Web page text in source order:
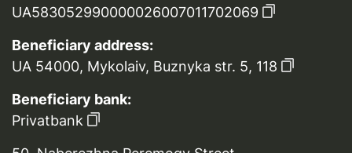
UA583052990000026007011702069
Beneficiary address:
UA 54000, Mykolaiv, Buznyka str. 5, 118
Beneficiary bank:
Privatbank